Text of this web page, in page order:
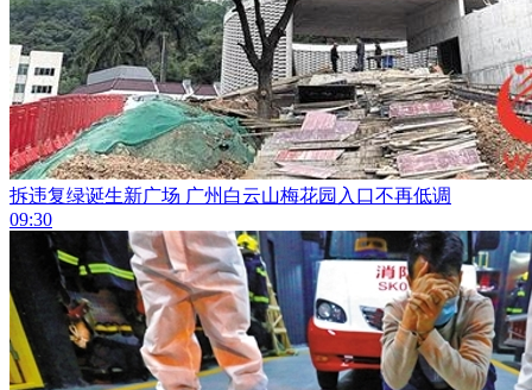
拆违复绿诞生新广场 广州白云山梅花园入口不再低调
09:30